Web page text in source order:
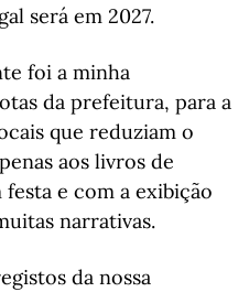
será em 2027.
foi a minha
da prefeitura, para a
que reduziam o
aos livros de
e com a exibição
narrativas.
da nossa